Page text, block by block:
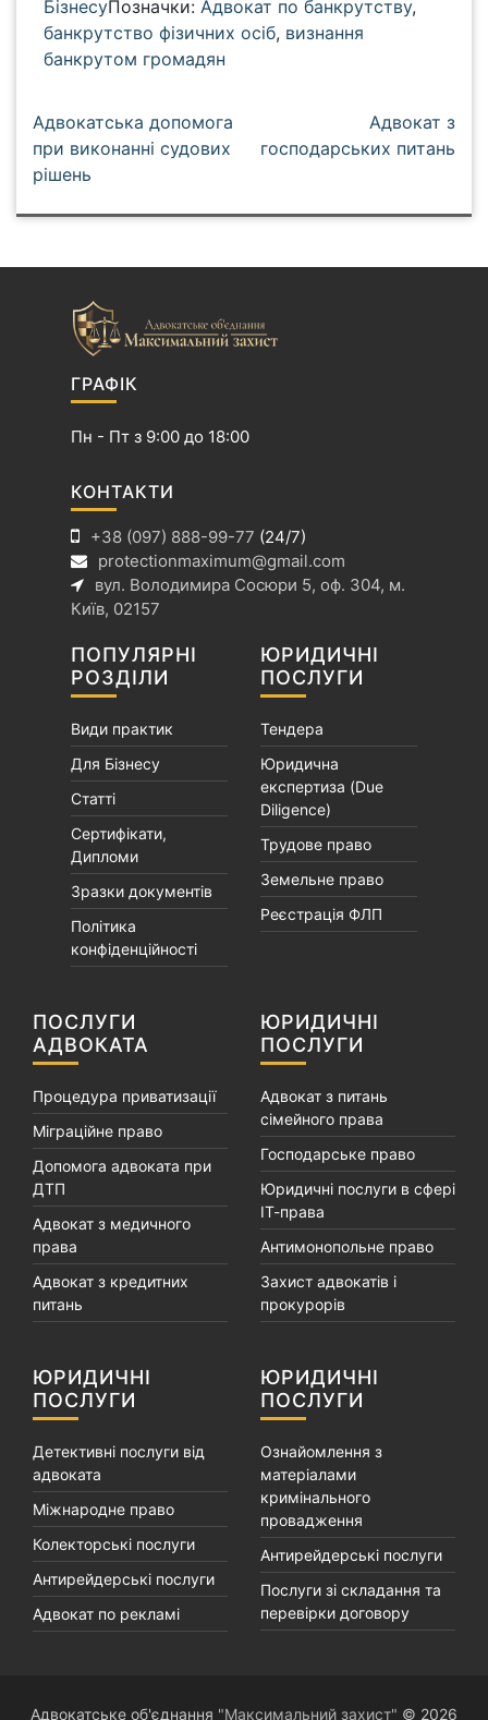
БізнесуПозначки: Адвокат по банкрутству,
банкрутство фізичних осіб, визнання
банкрутом громадян
Н
а
в
і
а
Адвокатська допомога
при виконанні судових
рішень
Адвокат з
господарських питань
ГРАФІК
Пн - Пт з 9:00 до 18:00
КОНТАКТИ
+38 (097) 888-99-77 (24/7)
protectionmaximum@gmail.com
вул. Володимира Сосюри 5, оф. 304, м.
Київ, 02157
ПОПУЛЯРНІ
РОЗДІЛИ
Види практик
Для Бізнесу
Статті
Сертифікати,
Дипломи
Зразки документів
Політика
конфіденційності
ЮРИДИЧНІ
ПОСЛУГИ
Тендера
Юридична
експертиза (Due
Diligence)
Трудове право
Земельне право
Реєстрація ФЛП
ПОСЛУГИ
АДВОКАТА
Процедура приватизації
Міграційне право
Допомога адвоката при
ДТП
Адвокат з медичного
права
Адвокат з кредитних
питань
ЮРИДИЧНІ
ПОСЛУГИ
Адвокат з питань
сімейного права
Господарське право
Юридичні послуги в сфері
ІТ-права
Антимонопольне право
Захист адвокатів і
прокурорів
ЮРИДИЧНІ
ПОСЛУГИ
Детективні послуги від
адвоката
Міжнародне право
Колекторські послуги
Антирейдерські послуги
Адвокат по рекламі
ЮРИДИЧНІ
ПОСЛУГИ
Ознайомлення з
матеріалами
кримінального
провадження
Антирейдерські послуги
Послуги зі складання та
перевірки договору
Адвокатське об'єднання "Максимальний захист" © 2026